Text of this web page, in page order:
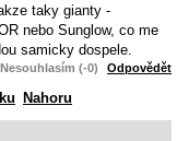
taky gianty -
nebo Sunglow, co me
samicky dospele.
Nesouhlasím (-0) Odpovědět
Nahoru